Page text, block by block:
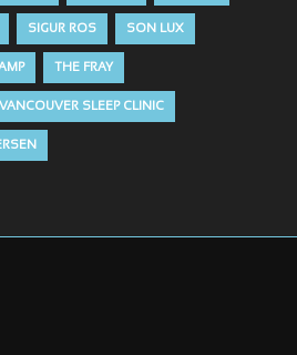
SIGUR ROS SON LUX
THE FRAY
VANCOUVER SLEEP CLINIC